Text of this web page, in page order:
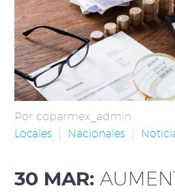
Por coparmex_admin
Locales
Nacionales
30 MAR: